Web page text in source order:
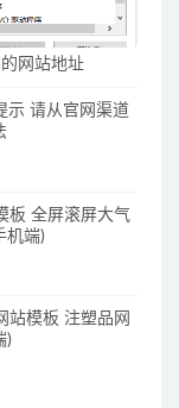
网站地址
示 请从官网渠道
板 全屏滚屏大气
机端)
站模板 注塑品网
)